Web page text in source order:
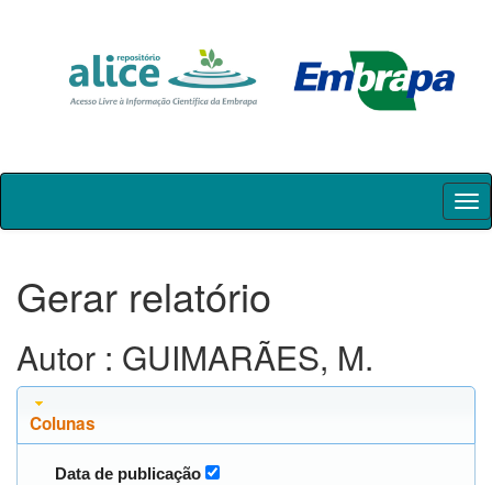
Skip
Gerar relatório
Autor : GUIMARÃES, M.
Colunas
Data de publicação